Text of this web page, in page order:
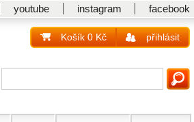
youtube instagram facebook
Košík 0 Kč přihlásit